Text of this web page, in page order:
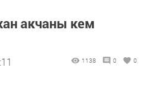
акчаны кем
1138 0 0